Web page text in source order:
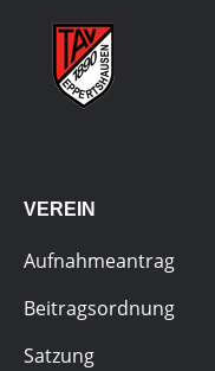
VEREIN
Aufnahmeantrag
Beitragsordnung
Satzung